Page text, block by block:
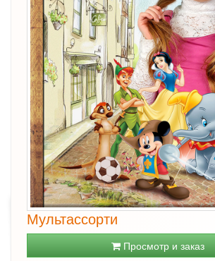
Мультассорти
Просмотр и заказ